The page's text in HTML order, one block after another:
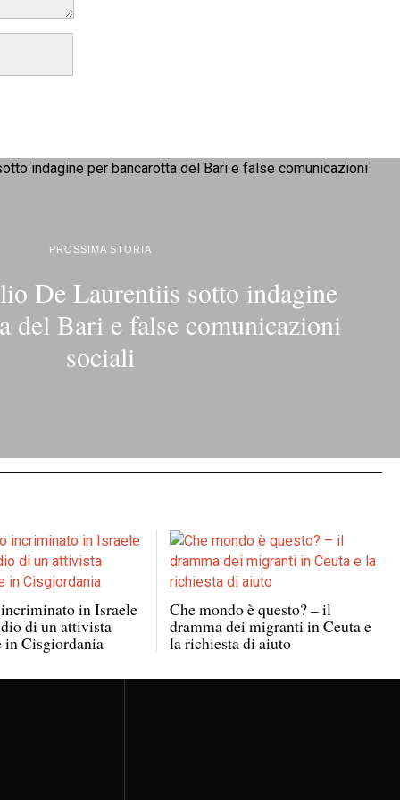
PROSSIMA STORIA
De Laurentiis sotto indagine
del Bari e false comunicazioni
sociali
in Israele
di un attivista
in Cisgiordania
Che mondo è questo? – il
dramma dei migranti in Ceuta e
la richiesta di aiuto